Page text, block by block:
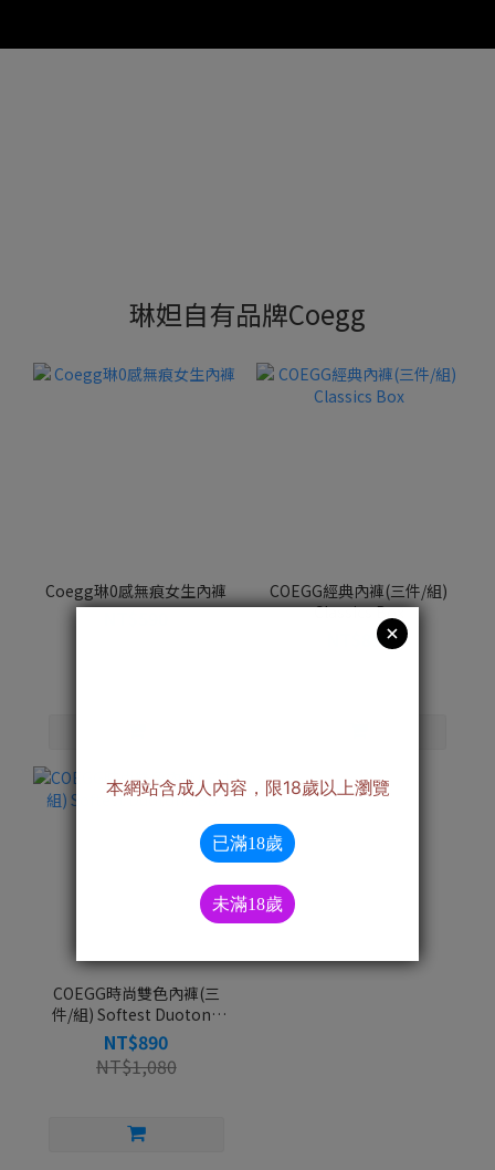
琳妲自有品牌Coegg
Coegg琳0感無痕女生內褲
COEGG經典內褲(三件/組)
Classics Box
NT$890
COEGG時尚雙色內褲(三
件/組) Softest Duotone
Box
NT$890
NT$1,080